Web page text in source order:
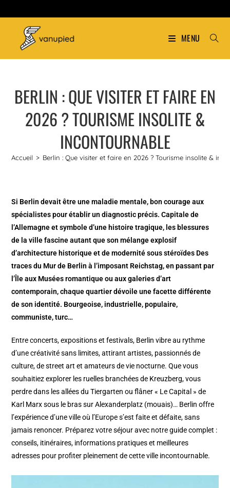
MENU
BERLIN : QUE VISITER ET FAIRE EN
2026 ? TOURISME INSOLITE &
INCONTOURNABLE
Accueil > Berlin : Que visiter et faire en 2026 ? Tourisme insolite &
Si Berlin devait être une maladie mentale, bon courage aux
spécialistes pour établir un diagnostic précis. Capitale de
l’Allemagne et symbole d’une histoire tragique, les blessures
de la ville fascine autant que son mélange explosif
d’architecture historique et de modernité sous stéroïdes Des
traces du Mur de Berlin à l’imposant Reichstag, en passant par
l’Île aux Musées romantique ou aux galeries d’art
contemporain, chaque quartier dévoile une facette différente
de son identité. Bourgeoise, industrielle, populaire,
communiste, turc…
Entre concerts, expositions et festivals, Berlin vibre au rythme
d’une créativité sans limites, attirant artistes, passionnés de
culture, de street art et amateurs de vie nocturne. Que vous
souhaitiez explorer les ruelles branchées de Kreuzberg, vous
perdre dans les allées du Tiergarten ou flâner « Le Capital » de
Karl Marx sous le bras sur Alexanderplatz (mouais)… Berlin offre
l’expérience d’une ville où l’Europe s’est faite et défaite, sans
jamais renoncer. Préparez votre séjour avec notre guide complet :
conseils, itinéraires, informations pratiques et meilleures
adresses pour profiter pleinement de cette ville incontournable.